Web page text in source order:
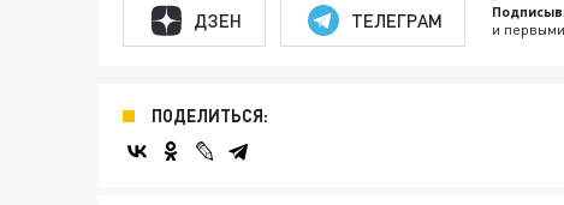
ДЗЕН ТЕЛЕГРАМ и
ПОДЕЛИТЬСЯ: